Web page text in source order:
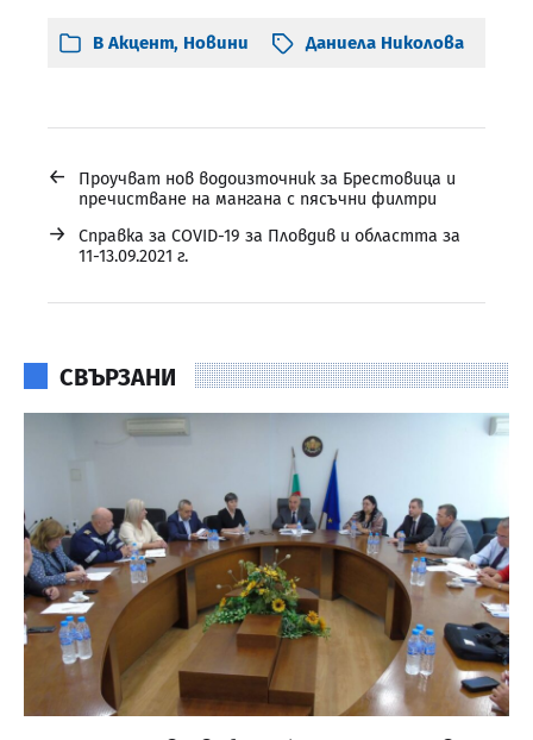
В Акцент, Новини Даниела Николова
←
Проучват нов водоизточник за Брестовица и
пречистване на мангана с пясъчни филтри
→
Справка за COVID-19 за Пловдив и областта за
11-13.09.2021 г.
СВЪРЗАНИ